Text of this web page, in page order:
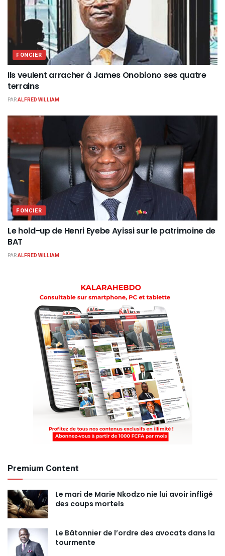
FONCIER
Ils veulent arracher à James Onobiono ses quatre
terrains
PARALFRED WILLIAM
FONCIER
Le hold-up de Henri Eyebe Ayissi sur le patrimoine de
BAT
PARALFRED WILLIAM
Premium Content
Le mari de Marie Nkodzo nie lui avoir infligé
des coups mortels
Le Bâtonnier de l’ordre des avocats dans la
tourmente